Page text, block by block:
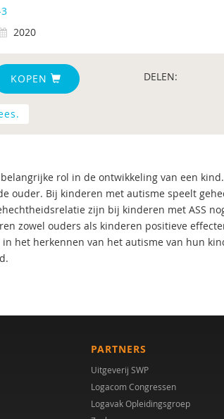
2020
KOPEN DELEN:
rol in de ontwikkeling van een
ouder. Bij kinderen met autisme speelt
zijn bij kinderen met ASS
zowel ouders als kinderen positieve
het herkennen van het autisme van hun
PARTNERS
Uitgeverij SWP
Logacom Congressen
Logavak Opleidingsgroep